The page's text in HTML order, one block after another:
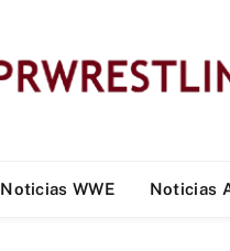
Noticias WWE Noticias